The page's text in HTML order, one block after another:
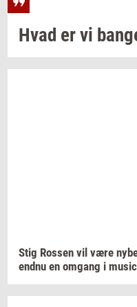
Hvad er vi
Stig Ros­sen vil være
endnu en om­gang i